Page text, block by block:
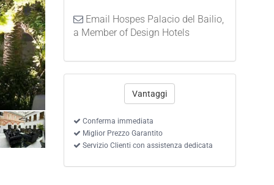
Email Hospes Palacio del Bailio,
a Member of Design Hotels
Vantaggi
Conferma immediata
Miglior Prezzo Garantito
Servizio Clienti con assistenza dedicata